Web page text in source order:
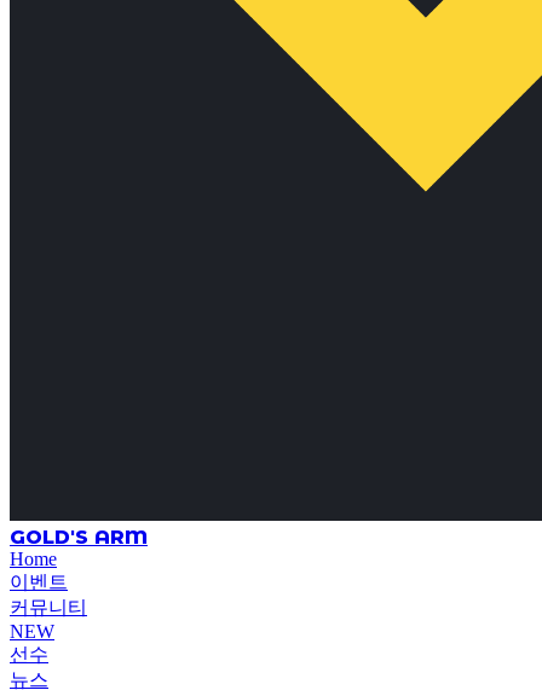
GOLD'S ARM
Home
이벤트
커뮤니티
NEW
선수
뉴스